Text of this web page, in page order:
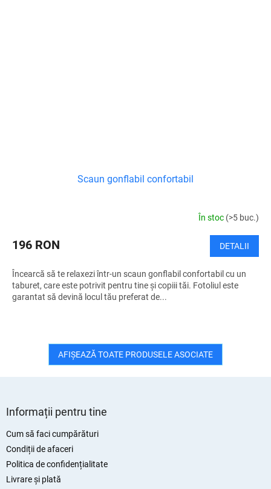
Scaun gonflabil confortabil
În stoc (>5 buc.)
196 RON DETALII
Încearcă să te relaxezi într-un scaun gonflabil confortabil cu un
taburet, care este potrivit pentru tine și copiii tăi. Fotoliul este
garantat să devină locul tău preferat de...
AFIŞEAZĂ TOATE PRODUSELE ASOCIATE
Informații pentru tine
Cum să faci cumpărături
Condiții de afaceri
Politica de confidențialitate
Livrare și plată